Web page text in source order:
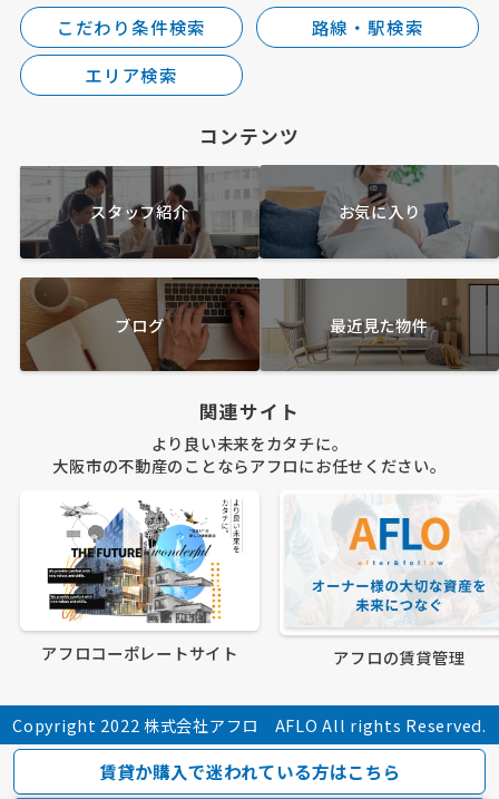
こだわり条件検索
路線・駅検索
エリア検索
コンテンツ
スタッフ紹介 お気に入り
ブログ 最近見た物件
関連サイト
より良い未来をカタチに。
大阪市の不動産のことならアフロにお任せください。
アフロコーポレートサイト アフロの賃貸管理
Copyright 2022 株式会社アフロ AFLO All rights Reserved.
賃貸か購入で迷われている方はこちら